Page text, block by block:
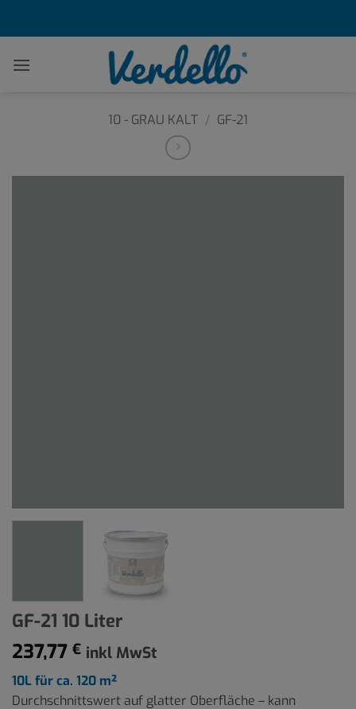
10 - GRAU KALT / GF-21
GF-21 10 Liter
237,77 € inkl MwSt
10L für ca. 120 m²
Durchschnittswert auf glatter Oberfläche – kann